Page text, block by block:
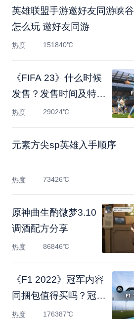
英雄联盟手游邀好友同游峡谷
怎么玩 邀好友同游
热度 151840℃
《FIFA 23》什么时候
发售？发售时间及特色
介绍
热度 29024℃
元素方尖sp英雄入手顺序
热度 73426℃
原神曲生酌微梦3.10
调酒配方分享
热度 86846℃
《F1 2022》冠军内容
同捆包值得买吗？冠军
DLC内容
热度 176387℃